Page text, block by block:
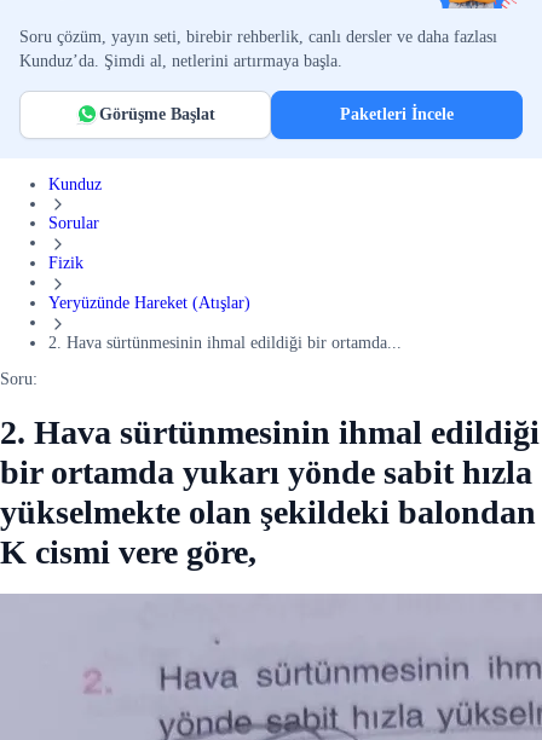
Soru çözüm, yayın seti, birebir rehberlik, canlı dersler ve daha fazlası
Kunduz’da. Şimdi al, netlerini artırmaya başla.
Görüşme Başlat Paketleri İncele
Kunduz
Sorular
Fizik
Yeryüzünde Hareket (Atışlar)
2. Hava sürtünmesinin ihmal edildiği bir ortamda...
Soru:
2. Hava sürtünmesinin ihmal edildiği
bir ortamda yukarı yönde sabit hızla
yükselmekte olan şekildeki balondan
K cismi vere göre,